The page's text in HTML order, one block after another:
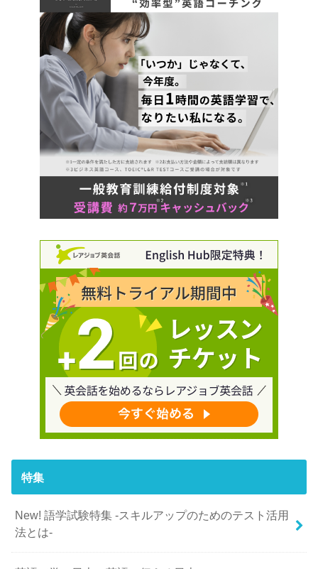
特集
New! 語学試験特集 -スキルアップのためのテスト活用
法とは-